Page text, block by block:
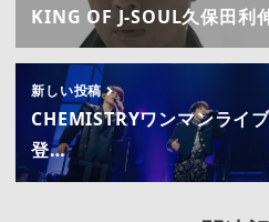
KING OF J-SOUL久保田利
新しい投稿
CHEMISTRYワンマンライ
登…